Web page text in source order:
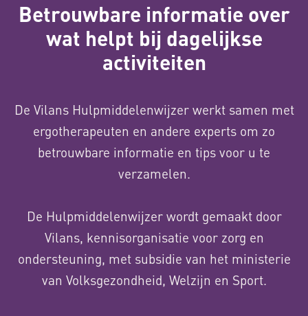
Betrouwbare informatie over
wat helpt bij dagelijkse
activiteiten
De Vilans Hulpmiddelenwijzer werkt samen met
ergotherapeuten en andere experts om zo
betrouwbare informatie en tips voor u te
verzamelen.
De Hulpmiddelenwijzer wordt gemaakt door
Vilans, kennisorganisatie voor zorg en
ondersteuning, met subsidie van het ministerie
van Volksgezondheid, Welzijn en Sport.